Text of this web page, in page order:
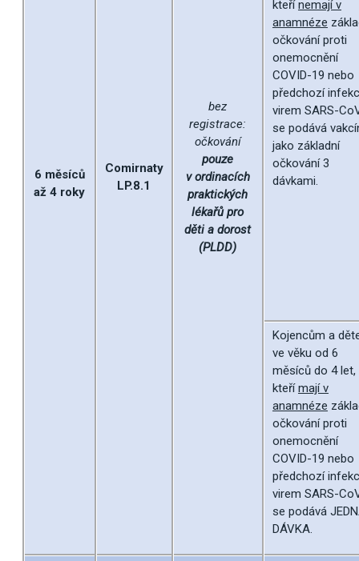
6 měsíců
až 4 roky
Comirnaty
LP.8.1
bez
registrace:
očkování
pouze
v ordinacích
praktických
lékařů pro
děti a dorost
(PLDD)
kteřínemají v
anamnéze
očkování proti
onemocnění
COVID-19 nebo
předchozí
virem SARS-
se podává
jako základní
očkování 3
dávkami.
Kojencům a
ve věku od 6
měsíců do 4 let,
kteřímají v
anamnéze
očkování proti
onemocnění
COVID-19 nebo
předchozí
virem SARS-
se podává
DÁVKA.